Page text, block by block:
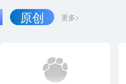
更多>
原创